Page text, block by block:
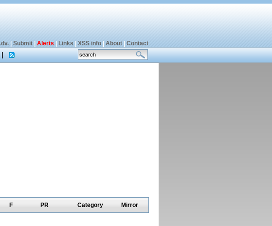
| Submit| Alerts Links XSS info| About| Contact
|
F PR Category Mirror